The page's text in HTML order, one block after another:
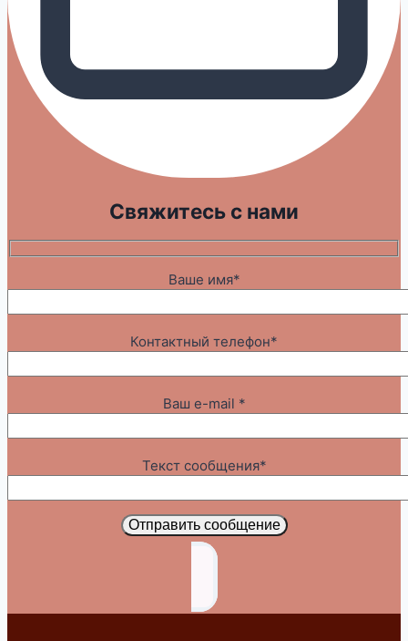
Свяжитесь с нами
Ваше имя*
Контактный телефон*
Ваш e-mail *
Текст сообщения*
Отправить сообщение